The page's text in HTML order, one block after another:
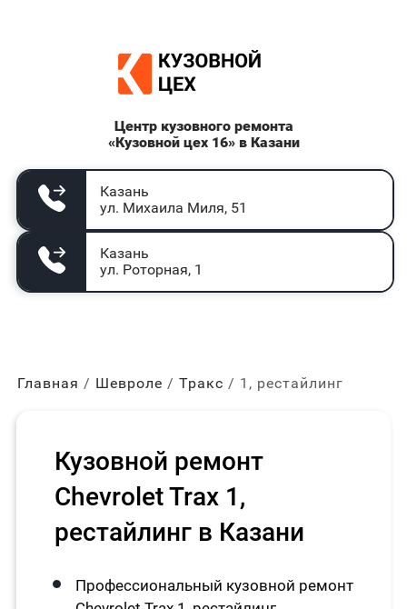
Центр кузовного ремонта
«Кузовной цех 16» в Казани
Казань
ул. Михаила Миля, 51
Казань
ул. Роторная, 1
Главная Шевроле Тракс 1, рестайлинг
Кузовной ремонт
Chevrolet Trax 1,
рестайлинг в Казани
Профессиональный кузовной ремонт